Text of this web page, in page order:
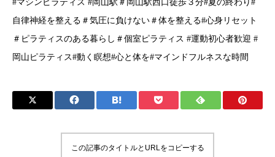
#マシンピラティス #岡山駅＃岡山駅西口徒歩３分#夏の終わり#
自律神経を整える＃気圧に負けない＃体を整える#心身リセット
＃ピラティスのある暮らし＃個室ピラティス #運動初心者歓迎 #
岡山ピラティス#動く瞑想#心と体を#マインドフルネスな時間
この記事のタイトルとURLをコピーする